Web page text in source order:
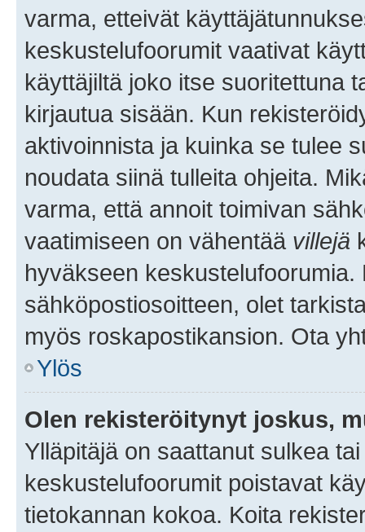
varma, etteivät
keskustelufoorumit vaativat
käyttäjiltä joko itse suoritettuna
kirjautua sisään. Kun
aktivoinnista ja kuinka se tulee
noudata siinä tulleita ohjeita.
varma, että annoit toimivan
vaatimiseen on vähentää villejä
hyväkseen
sähköpostiosoitteen, olet
myös roskapostikansion. Ota
Ylös
Olen rekisteröitynyt joskus,
Ylläpitäjä on saattanut sulkea
keskustelufoorumit poistavat
tietokannan kokoa. Koita